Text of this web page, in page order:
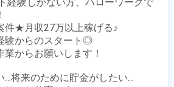
件★月収27万以上稼げる♪
験からのスタート◎
からお願いします！
…将来のために貯金がしたい…